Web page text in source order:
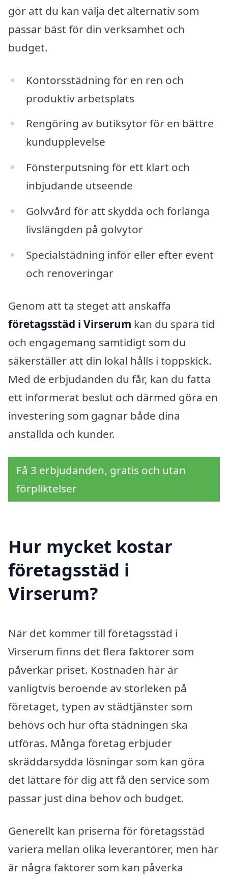
gör att du kan välja det alternativ som
passar bäst för din verksamhet och
budget.
Kontorsstädning för en ren och
produktiv arbetsplats
Rengöring av butiksytor för en bättre
kundupplevelse
Fönsterputsning för ett klart och
inbjudande utseende
Golvvård för att skydda och förlänga
livslängden på golvytor
Specialstädning inför eller efter event
och renoveringar
Genom att ta steget att anskaffa
företagsstäd i Virserum kan du spara tid
och engagemang samtidigt som du
säkerställer att din lokal hålls i toppskick.
Med de erbjudanden du får, kan du fatta
ett informerat beslut och därmed göra en
investering som gagnar både dina
anställda och kunder.
Få 3 erbjudanden, gratis och utan
förpliktelser
Hur mycket kostar
företagsstäd i
Virserum?
När det kommer till företagsstäd i
Virserum finns det flera faktorer som
påverkar priset. Kostnaden här är
vanligtvis beroende av storleken på
företaget, typen av städtjänster som
behövs och hur ofta städningen ska
utföras. Många företag erbjuder
skräddarsydda lösningar som kan göra
det lättare för dig att få den service som
passar just dina behov och budget.
Generellt kan priserna för företagsstäd
variera mellan olika leverantörer, men här
är några faktorer som kan påverka